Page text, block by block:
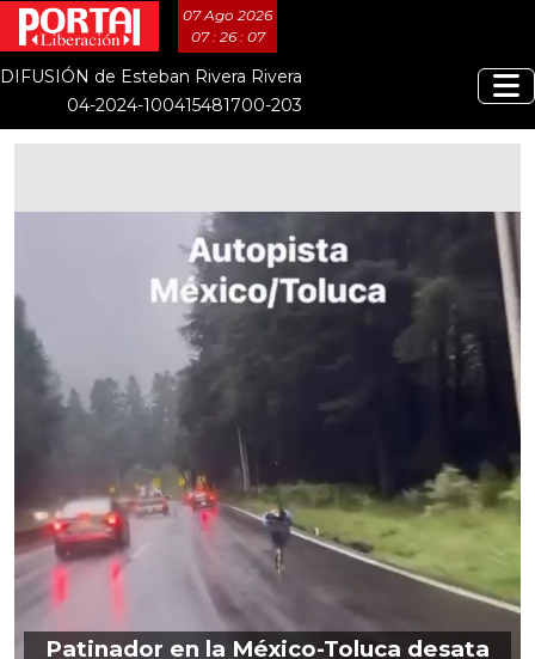
07 Ago 2026
07 : 26 : 07
DIFUSIÓN de Esteban Rivera Rivera
04-2024-100415481700-203
Patinador en la México-Toluca desata